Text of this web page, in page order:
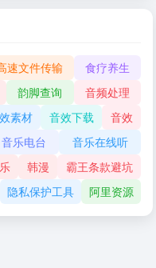
速文件传输
食疗养生
韵脚查询
音频处理
素材 音效下载
音效
音乐电台
音乐在线听
韩漫
霸王条款避坑
隐私保护工具 阿里资源